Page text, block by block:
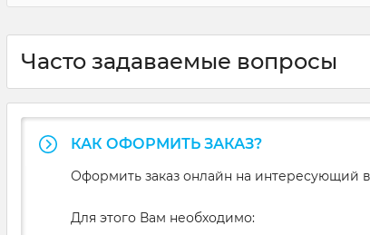
Часто задаваемые вопросы
КАК ОФОРМИТЬ ЗАКАЗ?
Оформить заказ онлайн на интересующий
Для этого Вам необходимо: